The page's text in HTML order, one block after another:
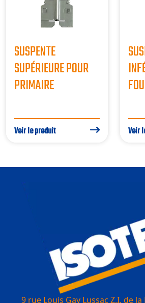
SUSPENTE
SUPÉRIEURE POUR
PRIMAIRE
Voir le produit Voir
9 rue Louis Gay Lussac Z.I. de